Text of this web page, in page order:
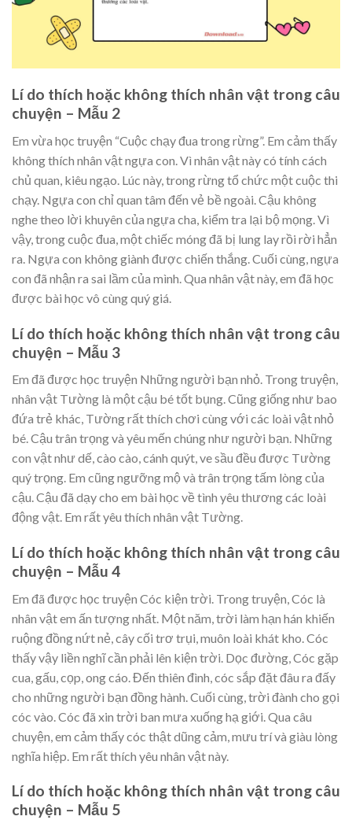
Lí do thích hoặc không thích nhân vật trong câu
chuyện – Mẫu 2
Em vừa học truyện “Cuộc chạy đua trong rừng”. Em cảm thấy
không thích nhân vật ngựa con. Vì nhân vật này có tính cách
chủ quan, kiêu ngạo. Lúc này, trong rừng tổ chức một cuộc thi
chạy. Ngựa con chỉ quan tâm đến vẻ bề ngoài. Cậu không
nghe theo lời khuyên của ngựa cha, kiểm tra lại bộ mọng. Vì
vậy, trong cuộc đua, một chiếc móng đã bị lung lay rồi rời hẳn
ra. Ngựa con không giành được chiến thắng. Cuối cùng, ngựa
con đã nhận ra sai lầm của mình. Qua nhân vật này, em đã học
được bài học vô cùng quý giá.
Lí do thích hoặc không thích nhân vật trong câu
chuyện – Mẫu 3
Em đã được học truyện Những người bạn nhỏ. Trong truyện,
nhân vật Tường là một cậu bé tốt bụng. Cũng giống như bao
đứa trẻ khác, Tường rất thích chơi cùng với các loài vật nhỏ
bé. Cậu trân trọng và yêu mến chúng như người bạn. Những
con vật như dế, cào cào, cánh quýt, ve sầu đều được Tường
quý trọng. Em cũng ngưỡng mộ và trân trọng tấm lòng của
cậu. Cậu đã dạy cho em bài học về tình yêu thương các loài
động vật. Em rất yêu thích nhân vật Tường.
Lí do thích hoặc không thích nhân vật trong câu
chuyện – Mẫu 4
Em đã được học truyện Cóc kiện trời. Trong truyện, Cóc là
nhân vật em ấn tượng nhất. Một năm, trời làm hạn hán khiến
ruộng đồng nứt nẻ, cây cối trơ trụi, muôn loài khát kho. Cóc
thấy vậy liền nghĩ cần phải lên kiện trời. Dọc đường, Cóc gặp
cua, gấu, cọp, ong cáo. Đến thiên đình, cóc sắp đặt đâu ra đấy
cho những người bạn đồng hành. Cuối cùng, trời đành cho gọi
cóc vào. Cóc đã xin trời ban mưa xuống hạ giới. Qua câu
chuyện, em cảm thấy cóc thật dũng cảm, mưu trí và giàu lòng
nghĩa hiệp. Em rất thích yêu nhân vật này.
Lí do thích hoặc không thích nhân vật trong câu
chuyện – Mẫu 5